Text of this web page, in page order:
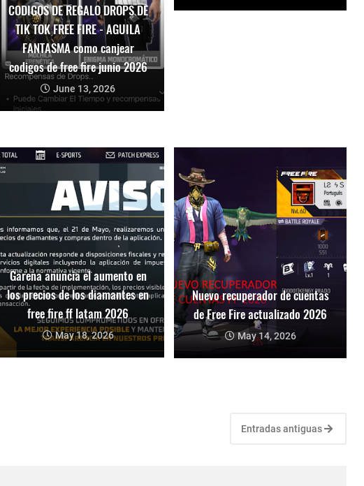
CODIGOS DE REGALO DROPS DE
TIK TOK FREE FIRE - AGUILA
FANTASMA como canjear
codigos de free fire junio 2026
June 13, 2026
Garena anuncia el aumento en
los precios de los diamantes en
free fire ff latam 2026
May 18, 2026
Nuevo recuperador de cuentas
de Free Fire actualizado 2026
May 14, 2026
Entradas antiguas